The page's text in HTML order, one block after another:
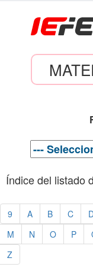
Índice del listado
9 A B C
M
N O P
Z